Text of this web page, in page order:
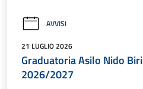
AVVISI
21 LUGLIO 2026
Graduatoria Asilo Nido
2026/2027